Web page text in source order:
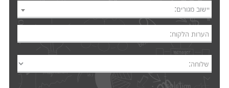
יישוב מגורים:
הערות הלקוח:
שלוחה: